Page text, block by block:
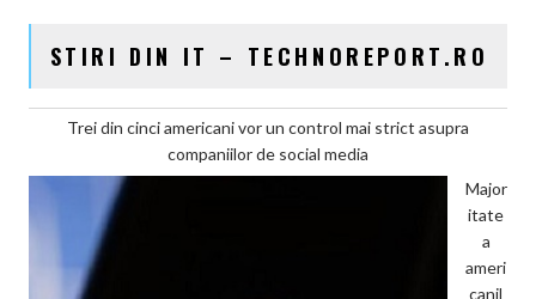
STIRI DIN IT – TECHNOREPORT.RO
Trei din cinci americani vor un control mai strict asupra
companiilor de social media
Major
itate
a
ameri
canil